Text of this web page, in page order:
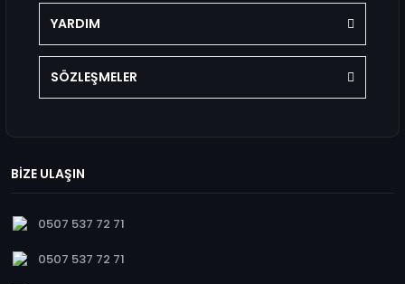
YARDIM
SÖZLEŞMELER
BİZE ULAŞIN
0507 537 72 71
0507 537 72 71